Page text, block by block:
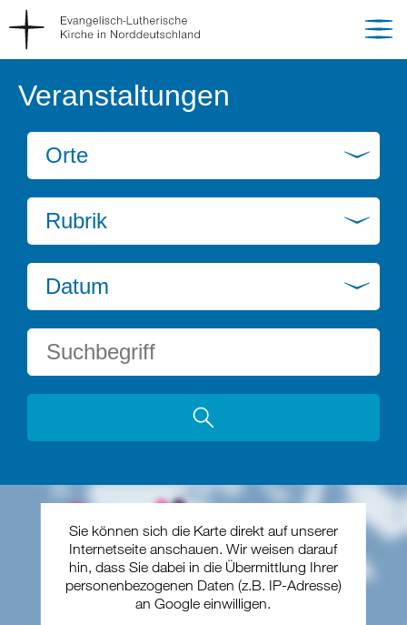
Veranstaltungen
Orte
Rubrik
Datum
Sie können sich die Karte direkt auf unserer
Internetseite anschauen. Wir weisen darauf
hin, dass Sie dabei in die Übermittlung Ihrer
personenbezogenen Daten (z.B. IP-Adresse)
an Google einwilligen.